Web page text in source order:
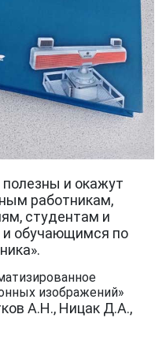
и окажут
работникам,
студентам и
обучающимся по
изображений»
А.Н., Ницак Д.А.,